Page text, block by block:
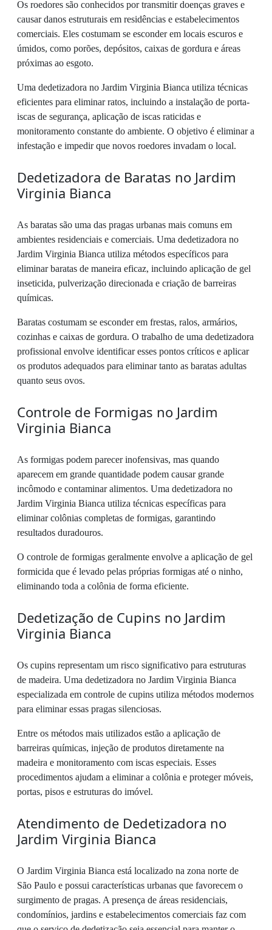
Os roedores são conhecidos por transmitir doenças graves e
causar danos estruturais em residências e estabelecimentos
comerciais. Eles costumam se esconder em locais escuros e
úmidos, como porões, depósitos, caixas de gordura e áreas
próximas ao esgoto.
Uma dedetizadora no Jardim Virginia Bianca utiliza técnicas
eficientes para eliminar ratos, incluindo a instalação de porta-
iscas de segurança, aplicação de iscas raticidas e
monitoramento constante do ambiente. O objetivo é eliminar a
infestação e impedir que novos roedores invadam o local.
Dedetizadora de Baratas no Jardim
Virginia Bianca
As baratas são uma das pragas urbanas mais comuns em
ambientes residenciais e comerciais. Uma dedetizadora no
Jardim Virginia Bianca utiliza métodos específicos para
eliminar baratas de maneira eficaz, incluindo aplicação de gel
inseticida, pulverização direcionada e criação de barreiras
químicas.
Baratas costumam se esconder em frestas, ralos, armários,
cozinhas e caixas de gordura. O trabalho de uma dedetizadora
profissional envolve identificar esses pontos críticos e aplicar
os produtos adequados para eliminar tanto as baratas adultas
quanto seus ovos.
Controle de Formigas no Jardim
Virginia Bianca
As formigas podem parecer inofensivas, mas quando
aparecem em grande quantidade podem causar grande
incômodo e contaminar alimentos. Uma dedetizadora no
Jardim Virginia Bianca utiliza técnicas específicas para
eliminar colônias completas de formigas, garantindo
resultados duradouros.
O controle de formigas geralmente envolve a aplicação de gel
formicida que é levado pelas próprias formigas até o ninho,
eliminando toda a colônia de forma eficiente.
Dedetização de Cupins no Jardim
Virginia Bianca
Os cupins representam um risco significativo para estruturas
de madeira. Uma dedetizadora no Jardim Virginia Bianca
especializada em controle de cupins utiliza métodos modernos
para eliminar essas pragas silenciosas.
Entre os métodos mais utilizados estão a aplicação de
barreiras químicas, injeção de produtos diretamente na
madeira e monitoramento com iscas especiais. Esses
procedimentos ajudam a eliminar a colônia e proteger móveis,
portas, pisos e estruturas do imóvel.
Atendimento de Dedetizadora no
Jardim Virginia Bianca
O Jardim Virginia Bianca está localizado na zona norte de
São Paulo e possui características urbanas que favorecem o
surgimento de pragas. A presença de áreas residenciais,
condomínios, jardins e estabelecimentos comerciais faz com